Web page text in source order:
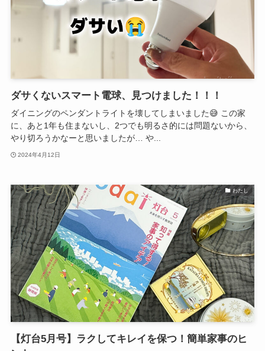
ダサくないスマート電球、見つけました！！！
ダイニングのペンダントライトを壊してしまいました😅 この家
に、あと1年も住まないし、2つでも明るさ的には問題ないから、
やり切ろうかなーと思いましたが… や...
2024年4月12日
わたし
【灯台5月号】ラクしてキレイを保つ！簡単家事のヒ